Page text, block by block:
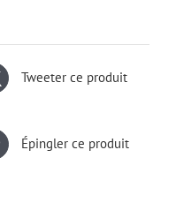
Tweeter ce produit
Épingler ce produit